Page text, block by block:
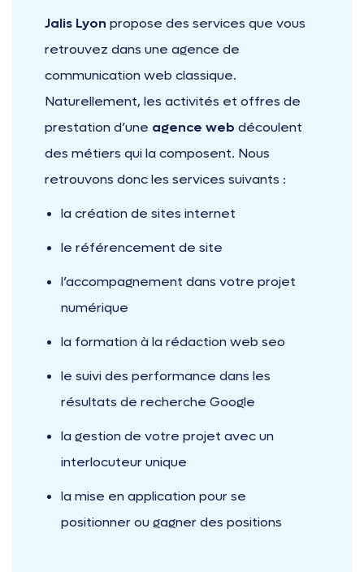
Jalis Lyon propose des services que vous
retrouvez dans une agence de
communication web classique.
Naturellement, les activités et offres de
prestation d’une agence web découlent
des métiers qui la composent. Nous
retrouvons donc les services suivants :
la création de sites internet
le référencement de site
l’accompagnement dans votre projet
numérique
la formation à la rédaction web seo
le suivi des performance dans les
résultats de recherche Google
la gestion de votre projet avec un
interlocuteur unique
la mise en application pour se
positionner ou gagner des positions